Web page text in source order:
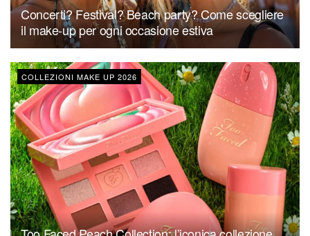
Concerti? Festival? Beach party? Come scegliere
il make-up per ogni occasione estiva
COLLEZIONI MAKE UP 2026